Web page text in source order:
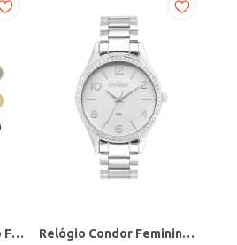
Kit Relógio + Acessório Feminino DOURADO Relógio Condor Feminino PRATA